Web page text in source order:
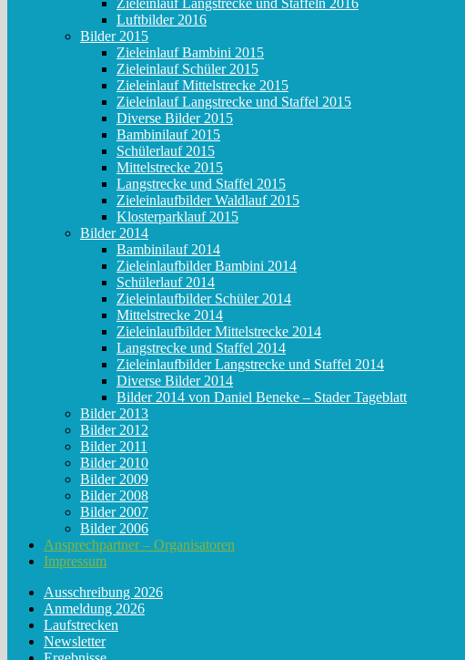
Zieleinlauf Langstrecke und Staffeln 2016
Luftbilder 2016
Bilder 2015
Zieleinlauf Bambini 2015
Zieleinlauf Schüler 2015
Zieleinlauf Mittelstrecke 2015
Zieleinlauf Langstrecke und Staffel 2015
Diverse Bilder 2015
Bambinilauf 2015
Schülerlauf 2015
Mittelstrecke 2015
Langstrecke und Staffel 2015
Zieleinlaufbilder Waldlauf 2015
Klosterparklauf 2015
Bilder 2014
Bambinilauf 2014
Zieleinlaufbilder Bambini 2014
Schülerlauf 2014
Zieleinlaufbilder Schüler 2014
Mittelstrecke 2014
Zieleinlaufbilder Mittelstrecke 2014
Langstrecke und Staffel 2014
Zieleinlaufbilder Langstrecke und Staffel 2014
Diverse Bilder 2014
Bilder 2014 von Daniel Beneke – Stader Tageblatt
Bilder 2013
Bilder 2012
Bilder 2011
Bilder 2010
Bilder 2009
Bilder 2008
Bilder 2007
Bilder 2006
Ansprechpartner – Organisatoren
Impressum
Ausschreibung 2026
Anmeldung 2026
Laufstrecken
Newsletter